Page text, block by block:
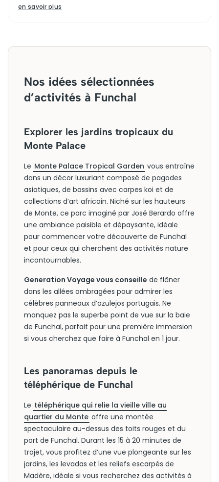
en savoir plus
Nos idées sélectionnées
d’activités à Funchal
Explorer les jardins tropicaux du
Monte Palace
Le Monte Palace Tropical Garden vous entraîne
dans un décor luxuriant composé de pagodes
asiatiques, de bassins avec carpes koi et de
collections d’art africain. Niché sur les hauteurs
de Monte, ce parc imaginé par José Berardo offre
une ambiance paisible et dépaysante, idéale
pour commencer votre découverte de Funchal
et pour ceux qui cherchent des activités nature
incontournables.
Generation Voyage vous conseille de flâner
dans les allées ombragées pour admirer les
célèbres panneaux d’azulejos portugais. Ne
manquez pas le superbe point de vue sur la baie
de Funchal, parfait pour une première immersion
si vous cherchez que faire à Funchal en 1 jour.
Les panoramas depuis le
téléphérique de Funchal
Le téléphérique qui relie la vieille ville au
quartier du Monte offre une montée
spectaculaire au-dessus des toits rouges et du
port de Funchal. Durant les 15 à 20 minutes de
trajet, vous profitez d’une vue plongeante sur les
jardins, les levadas et les reliefs escarpés de
Madère, idéale si vous recherchez des activités à